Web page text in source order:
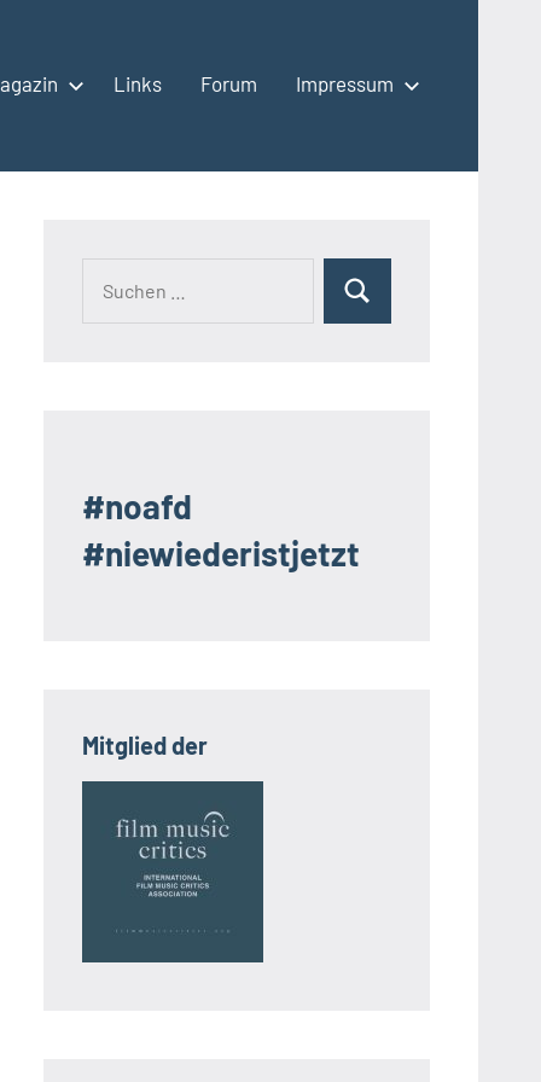
Links Forum Impressum
Suchen
#noafd
#niewiederistjetzt
Mitglied der